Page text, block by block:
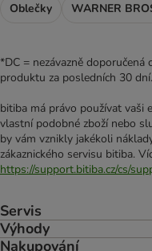
Oblečky
WARNER
*DC = nezávazně doporučená
produktu za posledních 30 dní.
bitiba má právo používat vaši
vlastní podobné zboží nebo
by vám vznikly jakékoli
zákaznického servisu bitiba.
https://support.bitiba.cz/cs/
Servis
Výhody
Nakupování